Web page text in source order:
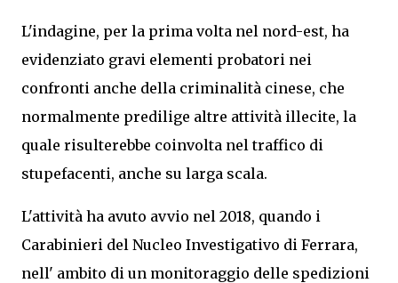
L'indagine, per la prima volta nel nord-est, ha
evidenziato gravi elementi probatori nei
confronti anche della criminalità cinese, che
normalmente predilige altre attività illecite, la
quale risulterebbe coinvolta nel traffico di
stupefacenti, anche su larga scala.
L'attività ha avuto avvio nel 2018, quando i
Carabinieri del Nucleo Investigativo di Ferrara,
nell' ambito di un monitoraggio delle spedizioni